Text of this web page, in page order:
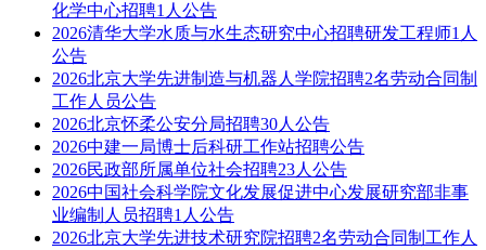
化学中心招聘1人公告
2026清华大学水质与水生态研究中心招聘研发工程师1人
公告
2026北京大学先进制造与机器人学院招聘2名劳动合同制
工作人员公告
2026北京怀柔公安分局招聘30人公告
2026中建一局博士后科研工作站招聘公告
2026民政部所属单位社会招聘23人公告
2026中国社会科学院文化发展促进中心发展研究部非事
业编制人员招聘1人公告
2026北京大学先进技术研究院招聘2名劳动合同制工作人